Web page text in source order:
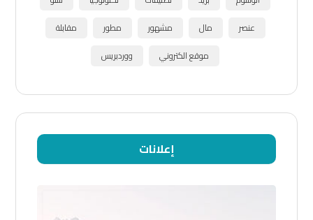
عنصر
مال مشهور مطور
مقابلة
موقع الكتروني
ووردبريس
إعلانات